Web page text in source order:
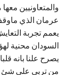
والمتعاونيين
عرمان الذي
يعمم تجربة
السودان محنية
يصرح علنا بانه
من تربى على شئ